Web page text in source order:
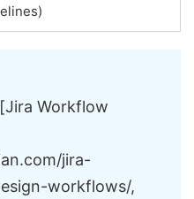
Workflow
jira-
workflows/,